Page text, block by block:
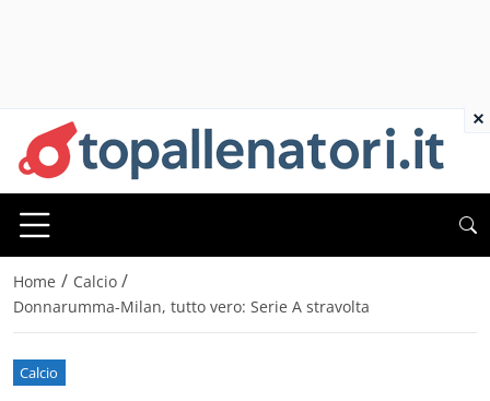
Home / Calcio /
Donnarumma-Milan, tutto vero: Serie A stravolta
Calcio
×